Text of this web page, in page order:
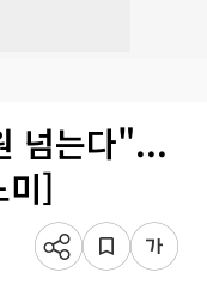
넘는다"...
미]